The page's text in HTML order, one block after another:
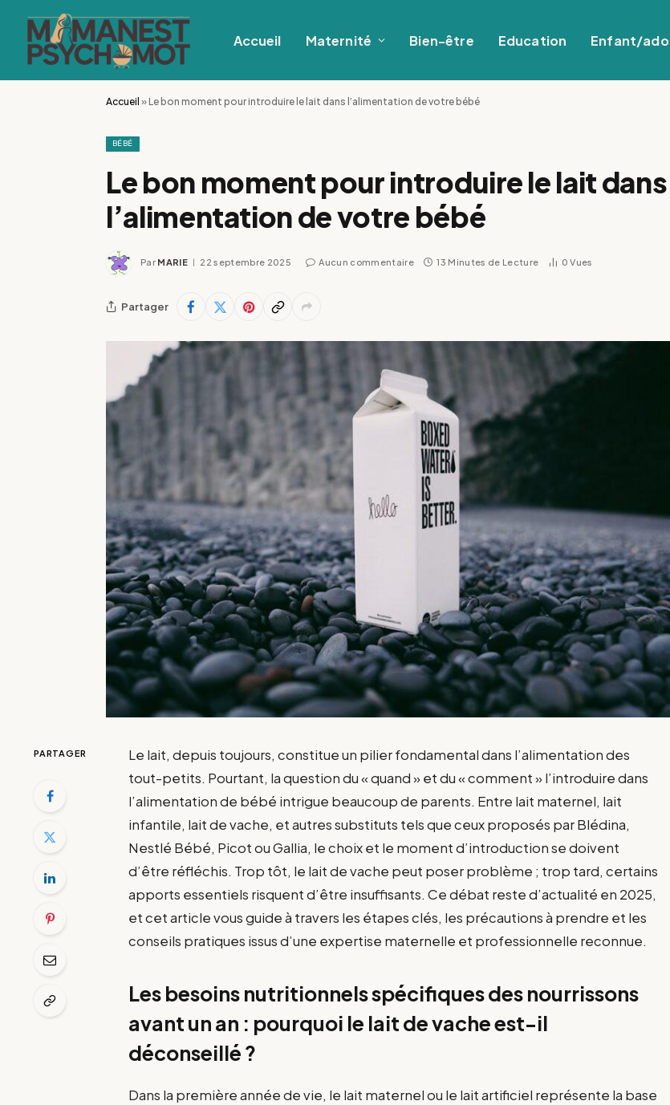
Accueil Maternité Bien-être Education Enfant/ado
Accueil »Le bon moment pour introduire le lait dans l’alimentation de votre bébé
BÉBÉ
Le bon moment pour introduire le lait dans
l’alimentation de votre bébé
Par MARIE 22 septembre 2025 Aucun commentaire 13 Minutes de Lecture 0Vues
Partager
PARTAGER
Le lait, depuis toujours, constitue un pilier fondamental dans l’alimentation des
tout-petits. Pourtant, la question du « quand » et du « comment » l’introduire dans
l’alimentation de bébé intrigue beaucoup de parents. Entre lait maternel, lait
infantile, lait de vache, et autres substituts tels que ceux proposés par Blédina,
Nestlé Bébé, Picot ou Gallia, le choix et le moment d’introduction se doivent
d’être réfléchis. Trop tôt, le lait de vache peut poser problème ; trop tard, certains
apports essentiels risquent d’être insuffisants. Ce débat reste d’actualité en 2025,
et cet article vous guide à travers les étapes clés, les précautions à prendre et les
conseils pratiques issus d’une expertise maternelle et professionnelle reconnue.
Les besoins nutritionnels spécifiques des nourrissons
avant un an : pourquoi le lait de vache est-il
déconseillé ?
Dans la première année de vie, le lait maternel ou le lait artificiel représente la base